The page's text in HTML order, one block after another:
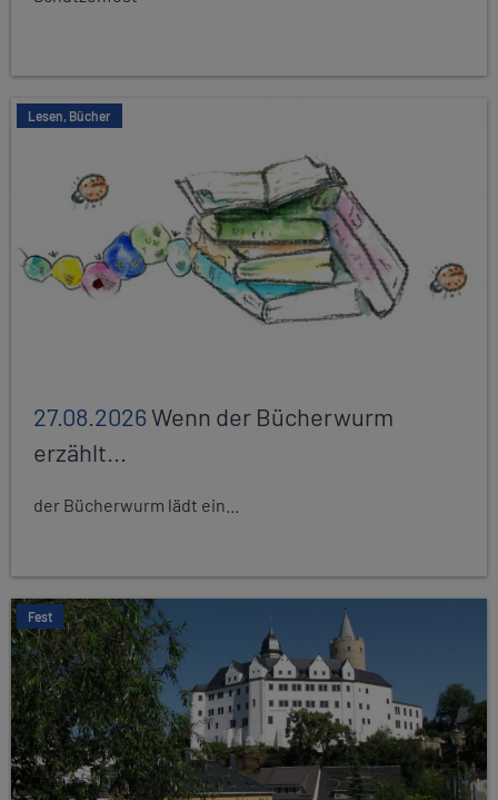
Lesen, Bücher
27.08.2026Wenn der Bücherwurm
erzählt...
der Bücherwurm lädt ein...
Fest